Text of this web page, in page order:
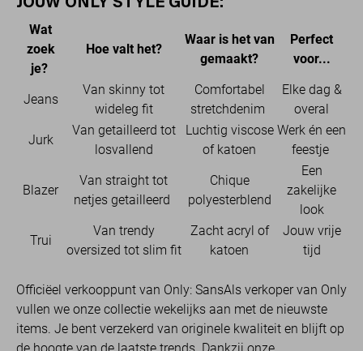
JOUW ONLY STYLE GUIDE:
Wat
zoek
je?
Hoe valt het?
Waar is het van
gemaakt?
Perfect
voor...
Jeans
Van skinny tot
wideleg fit
Comfortabel
stretchdenim
Elke dag &
overal
Jurk
Van getailleerd tot
losvallend
Luchtig viscose
of katoen
Werk én een
feestje
Blazer
Van straight tot
netjes getailleerd
Chique
polyesterblend
Een
zakelijke
look
Trui
Van trendy
oversized tot slim fit
Zacht acryl of
katoen
Jouw vrije
tijd
Officiëel verkooppunt van Only: SansAls verkoper van Only
vullen we onze collectie wekelijks aan met de nieuwste
items. Je bent verzekerd van originele kwaliteit en blijft op